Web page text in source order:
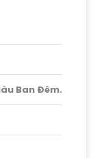
Ban Ðêm.